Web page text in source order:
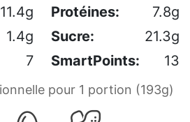
11.4g Protéines:
7.8g
1.4g Sucre:
21.3g
7 SmartPoints: 13
pour 1 portion (193g)